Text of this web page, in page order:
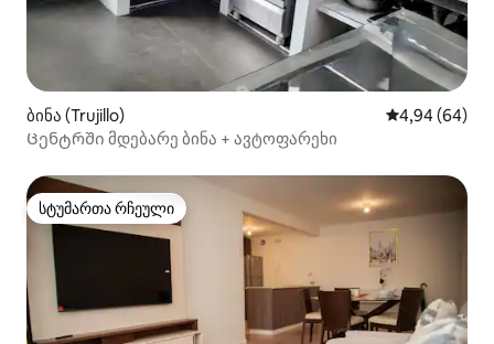
ბინა (Trujillo) საშუალო
4,94 (64)
Ცენტრში მდებარე ბინა + ავტოფარეხი
სტუმართა რჩეული
სტუმართა რჩეული